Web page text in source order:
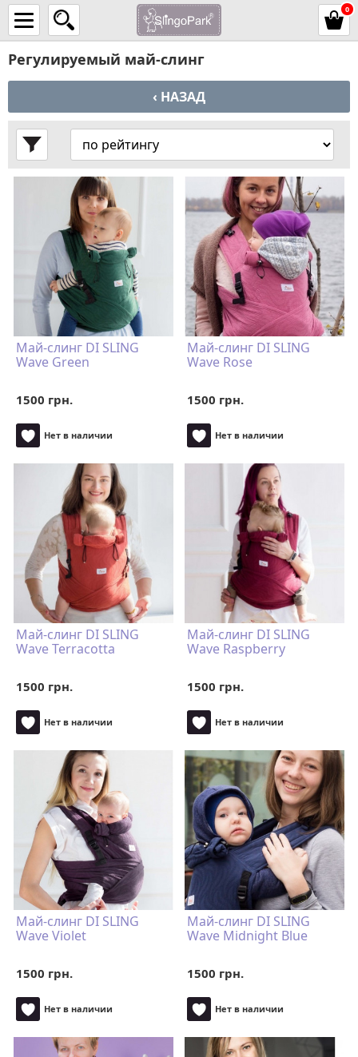
0
Регулируемый май-слинг
‹ НАЗАД
Май-слинг DI SLING
Wave Green
1500 грн.
Нет в наличии
Май-слинг DI SLING
Wave Rose
1500 грн.
Нет в наличии
Май-слинг DI SLING
Wave Terracotta
1500 грн.
Нет в наличии
Май-слинг DI SLING
Wave Raspberry
1500 грн.
Нет в наличии
Май-слинг DI SLING
Wave Violet
1500 грн.
Нет в наличии
Май-слинг DI SLING
Wave Midnight Blue
1500 грн.
Нет в наличии